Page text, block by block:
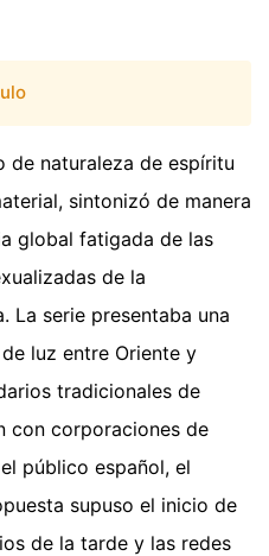
de naturaleza de espíritu
sintonizó de manera
global fatigada de las
de la
La serie presentaba una
luz entre Oriente y
tradicionales de
con corporaciones de
público español, el
supuso el inicio de
de la tarde y las redes